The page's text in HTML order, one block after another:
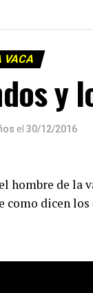
VACA
y
el 30/12/2016
hombre de la
como dicen